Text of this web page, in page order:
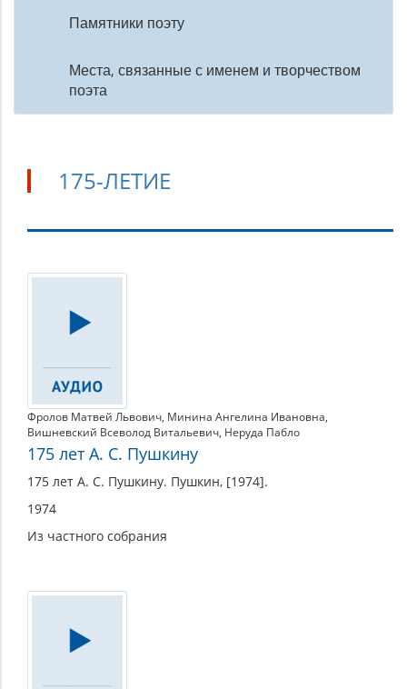
Памятники поэту
Места, связанные с именем и творчеством
поэта
175-ЛЕТИЕ
175-
летие
Фролов Матвей Львович, Минина Ангелина Ивановна,
Вишневский Всеволод Витальевич, Неруда Пабло
175 лет А. С. Пушкину
175 лет А. С. Пушкину. Пушкин, [1974].
1974
Из частного собрания